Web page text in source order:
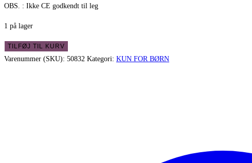
OBS. : Ikke CE godkendt til leg
1 på lager
Gammel
dukke
TILFØJ TIL KURV
Varenummer (SKU): 50832 Kategori: KUN FOR BØRN